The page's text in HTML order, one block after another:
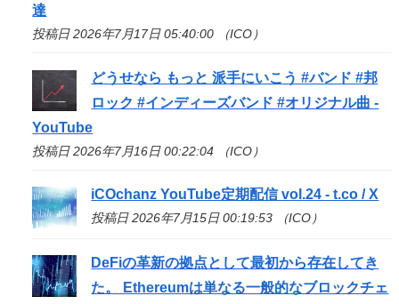
達
投稿日 2026年7月17日 05:40:00 （ICO）
どうせなら もっと 派手にいこう #バンド #邦
ロック #インディーズバンド #オリジナル曲 -
YouTube
投稿日 2026年7月16日 00:22:04 （ICO）
iCOchanz YouTube定期配信 vol.24 - t.co / X
投稿日 2026年7月15日 00:19:53 （ICO）
DeFiの革新の拠点として最初から存在してき
た。 Ethereumは単なる一般的なブロックチェ